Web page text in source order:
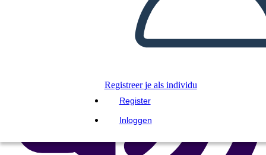
Registreer je als individu
Register
Inloggen